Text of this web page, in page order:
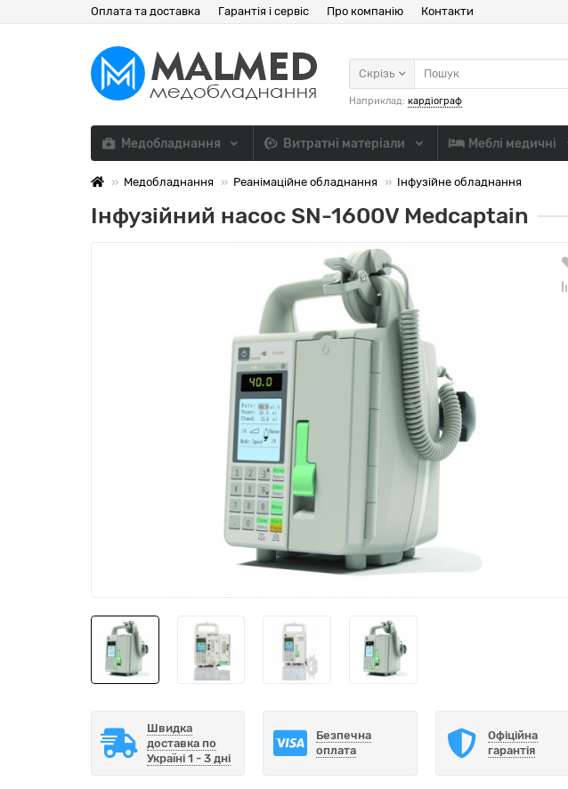
Оплата та доставка Гарантія і сервіс Про компанію Контакти
Скрізь
Наприклад: кардіограф
Медобладнання Витратні матеріали Меблі медичні
Медобладнання Реанімаційне обладнання Інфузійне обладнання
Інфузійний насос SN-1600V Medcaptain
Швидка
доставка по
Україні 1 - 3 дні
Безпечна
оплата
Офіційна
гарантія